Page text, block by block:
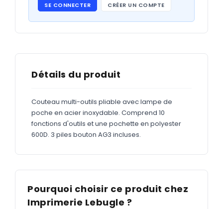
Abribus
ADHÉSIFS
Étiquettes adhésives
Tee-shirts Nouveau
SE CONNECTER CRÉER UN COMPTE
Détails du produit
Couteau multi-outils pliable avec lampe de
poche en acier inoxydable. Comprend 10
fonctions d'outils et une pochette en polyester
600D. 3 piles bouton AG3 incluses.
Pourquoi choisir ce produit chez
Imprimerie Lebugle ?